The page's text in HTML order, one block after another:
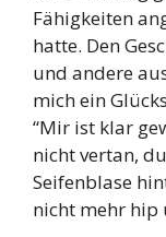
Fähigkeiten
hatte. Den
und andere
mich ein
“Mir ist klar
nicht vertan,
Seifenblase
nicht mehr hip